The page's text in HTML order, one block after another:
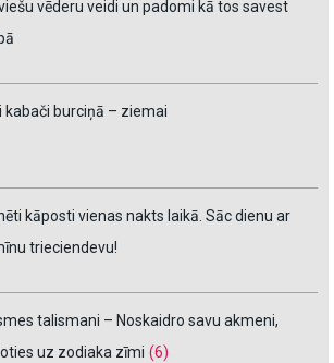
vēderu veidi un padomi kā tos savest
kabači burciņā – ziemai
kāposti vienas nakts laikā. Sāc dienu ar
trieciendevu!
talismani – Noskaidro savu akmeni,
uz zodiaka zīmi (6)